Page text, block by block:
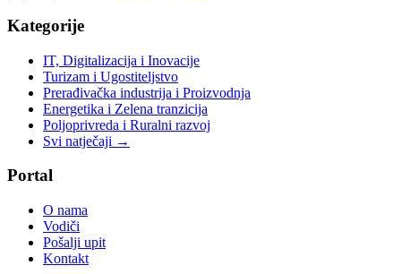
Kategorije
IT, Digitalizacija i Inovacije
Turizam i Ugostiteljstvo
Prerađivačka industrija i Proizvodnja
Energetika i Zelena tranzicija
Poljoprivreda i Ruralni razvoj
Svi natječaji →
Portal
O nama
Vodiči
Pošalji upit
Kontakt